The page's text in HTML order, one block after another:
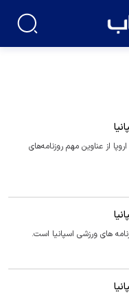
از عناوین مهم روزنامه‌های
های ورزشی اسپانیا است.